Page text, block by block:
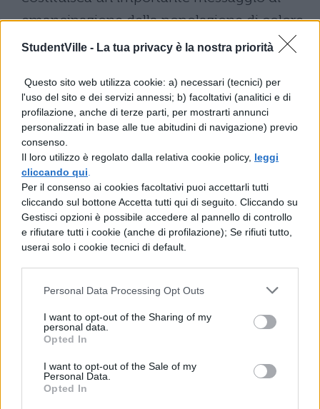
StudentVille - La tua privacy è la nostra priorità
Questo sito web utilizza cookie: a) necessari (tecnici) per
l'uso del sito e dei servizi annessi; b) facoltativi (analitici e di
profilazione, anche di terze parti, per mostrarti annunci
personalizzati in base alle tue abitudini di navigazione) previo
consenso.
Il loro utilizzo è regolato dalla relativa cookie policy, leggi
cliccando qui
Per il consenso ai cookies facoltativi puoi accettarli tutti
cliccando sul bottone Accetta tutti qui di seguito. Cliccando su
Gestisci opzioni è possibile accedere al pannello di controllo
e rifiutare tutti i cookie (anche di profilazione); Se rifiuti tutto,
userai solo i cookie tecnici di default.
Personal Data Processing Opt Outs
I want to opt-out of the Sharing of my
personal data.
Opted In
I want to opt-out of the Sale of my
Personal Data.
Opted In
emancipazione della popolazione di colore
e degli sviluppi artistici che l’opera ha avuto
Materie Trattate: Storia, Letteratura, Arte
(musica)
Scarica il contenuto
TI POTREBBE INTERESSARE
TESINE